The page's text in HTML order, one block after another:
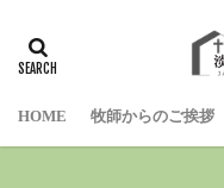
HOME 牧師からのご挨拶